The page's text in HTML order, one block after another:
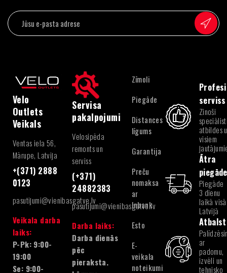
Velo
Outlets
Veikals
Ventas iela 56,
Mārupe, Latvija
+(371) 2888
0123
pasutijumi@vienibasgatve.lv
Veikala darba
laiks:
P-Pk: 9:00-
19:00
Se: 9:00-
Servisa
pakalpojumi
Velosipēda
remonts un
serviss
(+371)
24882383
pasutijumi@vienibasgatve.lv
Darba laiks:
Darba dienās
pēc
pieraksta.
Zīmoli
Piegāde
Distances
līgums
Garantija
Preču
nomaksa
ar
Inbank
Esto
E-
veikala
noteikumi
serviss
Zinoši
atbildes
visiem
Ātra
piegāde
Piegāde
3 dienu
laikā visā
Latvijā
ar
padomu,
izvēli un
tehnisko